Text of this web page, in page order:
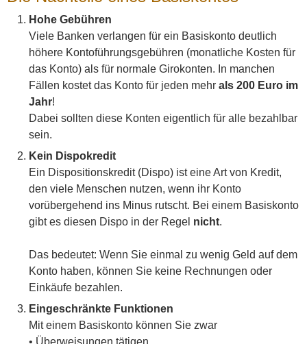
Hohe Gebühren
Viele Banken verlangen für ein Basiskonto deutlich
höhere Kontoführungsgebühren (monatliche Kosten für
das Konto) als für normale Girokonten. In manchen
Fällen kostet das Konto für jeden mehr als 200 Euro im
Jahr!
Dabei sollten diese Konten eigentlich für alle bezahlbar
sein.
Kein Dispokredit
Ein Dispositionskredit (Dispo) ist eine Art von Kredit,
den viele Menschen nutzen, wenn ihr Konto
vorübergehend ins Minus rutscht. Bei einem Basiskonto
gibt es diesen Dispo in der Regel nicht.
Das bedeutet: Wenn Sie einmal zu wenig Geld auf dem
Konto haben, können Sie keine Rechnungen oder
Einkäufe bezahlen.
Eingeschränkte Funktionen
Mit einem Basiskonto können Sie zwar
• Überweisungen tätigen,